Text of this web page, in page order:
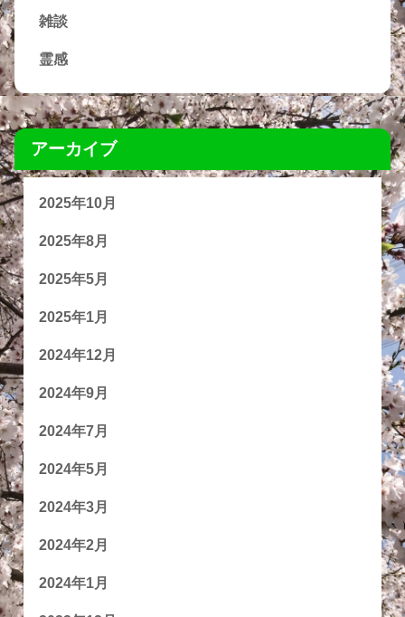
雑談
霊感
アーカイブ
2025年10月
2025年8月
2025年5月
2025年1月
2024年12月
2024年9月
2024年7月
2024年5月
2024年3月
2024年2月
2024年1月